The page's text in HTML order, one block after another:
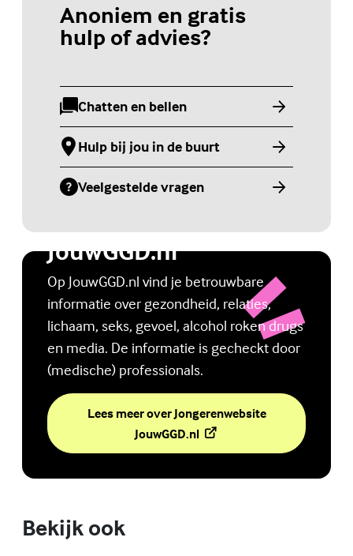
Anoniem en gratis
hulp of advies?
Chatten en bellen
(Externe link)
Hulp bij jou in de buurt
(Externe link)
Veelgestelde vragen
(Externe link)
Jongerenwebsite
JouwGGD.nl
Op JouwGGD.nl vind je betrouwbare
informatie over gezondheid, relaties,
lichaam, seks, gevoel, alcohol roken drugs
en media. De informatie is gecheckt door
(medische) professionals.
Lees meer over Jongerenwebsite
JouwGGD.nl(Externe link)
Bekijk ook
Online zelfhulptraining - Wie ben ik?